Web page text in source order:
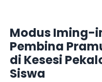
Modus Iming-
Pembina
di Kesesi
Siswa